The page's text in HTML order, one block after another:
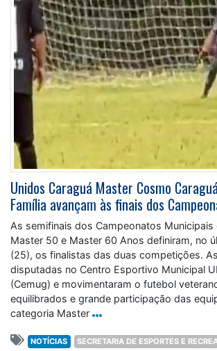
Unidos Caraguá Master Cosmo
Família avançam às finais dos
As semifinais dos Campeonatos Municipais
Master 50 e Master 60 Anos definiram, no
(25), os finalistas das duas competições.
disputadas no Centro Esportivo Municipal
(Cemug) e movimentaram o futebol
equilibrados e grande participação das
categoria Master
NOTÍCIAS
SECRETARIA DE ESPORTES E